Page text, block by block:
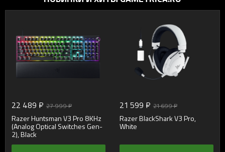
22 489 ₽ 27 999 ₽
Razer Huntsman V3 Pro 8KHz
(Analog Optical Switches Gen-
2), Black
21 599 ₽ 21 699 ₽
Razer BlackShark V3 Pro,
White